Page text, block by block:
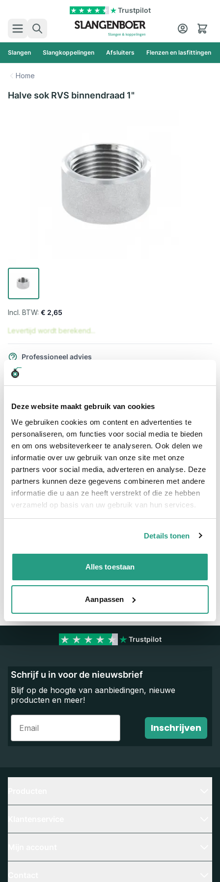
Deze website maakt gebruik van cookies
We gebruiken cookies om content en advertenties te
personaliseren, om functies voor social media te bieden
en om ons websiteverkeer te analyseren. Ook delen we
informatie over uw gebruik van onze site met onze
partners voor social media, adverteren en analyse. Deze
partners kunnen deze gegevens combineren met andere
informatie die u aan ze heeft verstrekt of die ze hebben
verzameld op basis van uw gebruik van hun services.
Details tonen
Alles toestaan
Aanpassen
Trustpilot
Zoek
Cart
Slangen Slangkoppelingen Afsluiters Flenzen en lasfittingen
Home
Halve sok RVS binnendraad 1"
€ 2,65
Levertijd wordt berekend...
Professioneel advies
Hoge klantbeoordelingen: 9/10
Snel naar
Meer informatie
Meer informatie
Maatvoering koppeling 1"
Materiaal RVS
We zijn beschikbaar van ma t/m vr van 08:00 tot 17:00 uur.
Trustpilot
Schrijf u in voor de nieuwsbrief
Blijf op de hoogte van aanbiedingen, nieuwe
producten en meer!
Email
Inschrijven